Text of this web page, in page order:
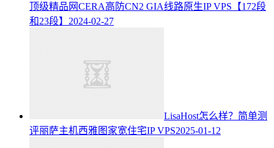
顶级精品网CERA高防CN2 GIA线路原生IP VPS【172段
和23段】 2024-02-27
LisaHost怎么样？简单测
评丽萨主机西雅图家宽住宅IP VPS2025-01-12